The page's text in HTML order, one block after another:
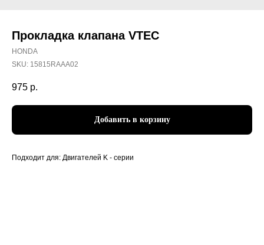
Прокладка клапана VTEC
HONDA
SKU: 15815RAAA02
975 р.
Добавить в корзину
Подходит для: Двигателей K - серии